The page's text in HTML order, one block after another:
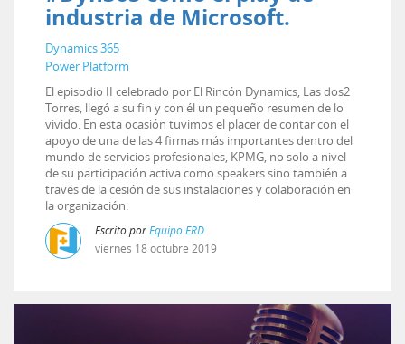
industria de Microsoft.
Dynamics 365
Power Platform
El episodio II celebrado por El Rincón Dynamics, Las dos2
Torres, llegó a su fin y con él un pequeño resumen de lo
vivido. En esta ocasión tuvimos el placer de contar con el
apoyo de una de las 4 firmas más importantes dentro del
mundo de servicios profesionales, KPMG, no solo a nivel
de su participación activa como speakers sino también a
través de la cesión de sus instalaciones y colaboración en
la organización.
Escrito porEquipo ERD
viernes 18octubre 2019